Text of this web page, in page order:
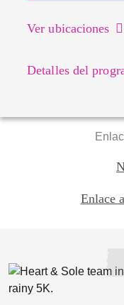
Ver ubicaciones
Detalles del
Enlace